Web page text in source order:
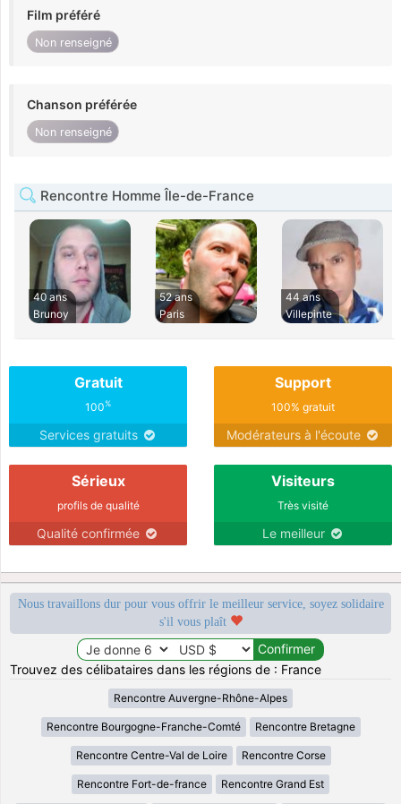
Film préféré
Non renseigné
Chanson préférée
Non renseigné
Rencontre Homme Île-de-France
40 ans
Brunoy
52 ans
Paris
44 ans
Villepinte
Gratuit
100%
Services gratuits
Support
100% gratuit
Modérateurs à l'écoute
Sérieux
profils de qualité
Qualité confirmée
Visiteurs
Très visité
Le meilleur
Nous travaillons dur pour vous offrir le meilleur service, soyez solidaire
s'il vous plaît
Trouvez des célibataires dans les régions de : France
Rencontre Auvergne-Rhône-Alpes
Rencontre Bourgogne-Franche-Comté Rencontre Bretagne
Rencontre Centre-Val de Loire Rencontre Corse
Rencontre Fort-de-france Rencontre Grand Est